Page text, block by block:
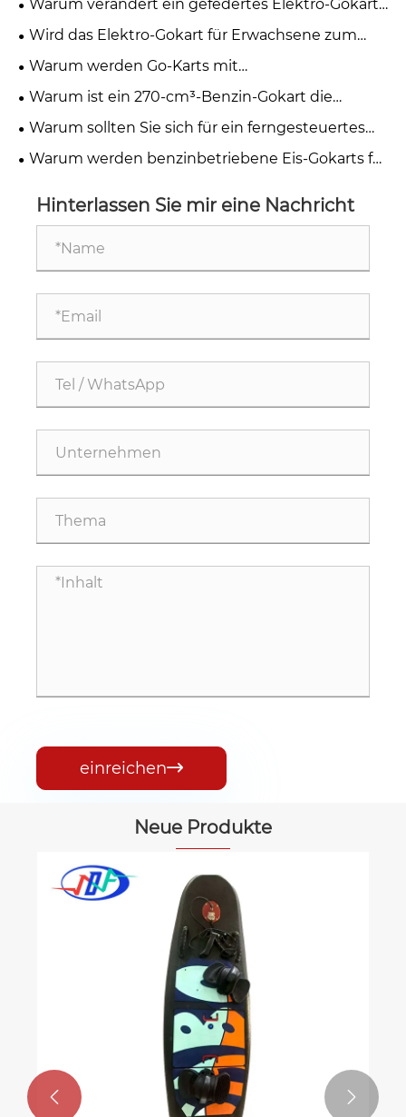
Warum verändert ein gefedertes Elektro-Gokart
die Zukunft des Freizeitfahrens?
Wird das Elektro-Gokart für Erwachsene zum
nächsten globalen Mobilitätstrend?
Warum werden Go-Karts mit
Magnesiumlegierungsrädern zur ersten Wahl für
Warum ist ein 270-cm³-Benzin-Gokart die
ultimative Wahl für Offroad-Abenteuer?
Warum sollten Sie sich für ein ferngesteuertes
Elektro-Gokart für modernen Fahrspaß
Warum werden benzinbetriebene Eis-Gokarts für
Hinterlassen Sie mir eine Nachricht
einreichen
Neue Produkte
 